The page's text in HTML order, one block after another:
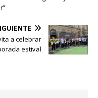
a celebrar
estival